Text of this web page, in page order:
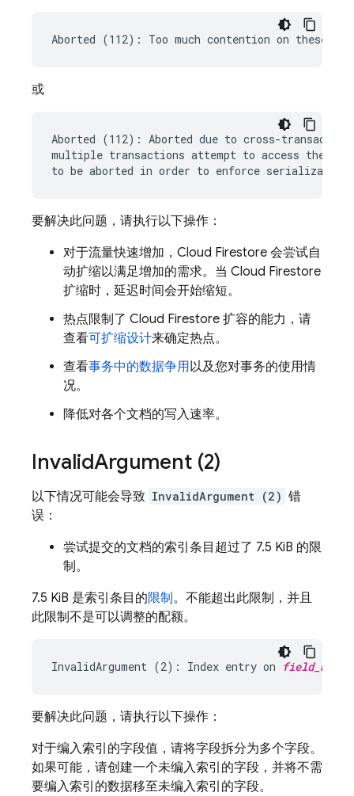
或
Aborted (112): Aborted due to cross-
multiple transactions attempt to access the
要解决此问题，请执行以下操作：
对于流量快速增加， Cloud Firestore 会尝试自
动扩缩以满足增加的需求。当 Cloud Firestore
扩缩时，延迟时间会开始缩短。
热点限制了 Cloud Firestore 扩容的能力，请
查看可扩缩设计来确定热点。
查看事务中的数据争用以及您对事务的使用情
况。
降低对各个文档的写入速率。
InvalidArgument (2)
以下情况可能会导致 InvalidArgument (2) 错
误：
尝试提交的文档的索引条目超过了 7.5 KiB 的限
制。
7.5 KiB 是索引条目的限制。不能超出此限制，并且
此限制不是可以调整的配额。
InvalidArgument (2): Index entry on field_name
要解决此问题，请执行以下操作：
对于编入索引的字段值，请将字段拆分为多个字段。
如果可能，请创建一个未编入索引的字段，并将不需
要编入索引的数据移至未编入索引的字段。